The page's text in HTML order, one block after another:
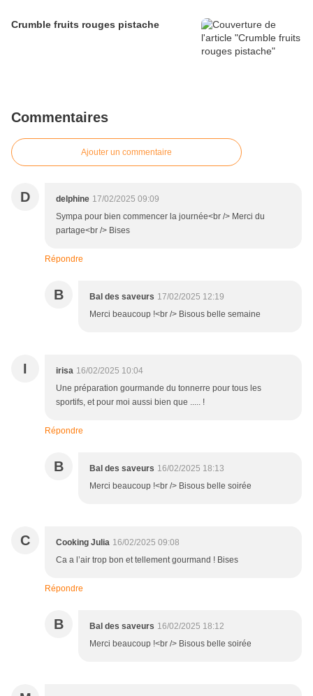
Crumble fruits rouges pistache
Commentaires
Ajouter un commentaire
D delphine 17/02/2025 09:09
Sympa pour bien commencer la journée<br /> Merci du
partage<br /> Bises
Répondre
B Bal des saveurs 17/02/2025 12:19
Merci beaucoup !<br /> Bisous belle semaine
I irisa 16/02/2025 10:04
Une préparation gourmande du tonnerre pour tous les
sportifs, et pour moi aussi bien que ..... !
Répondre
B Bal des saveurs 16/02/2025 18:13
Merci beaucoup !<br /> Bisous belle soirée
C Cooking Julia 16/02/2025 09:08
Ca a l’air trop bon et tellement gourmand ! Bises
Répondre
B Bal des saveurs 16/02/2025 18:12
Merci beaucoup !<br /> Bisous belle soirée